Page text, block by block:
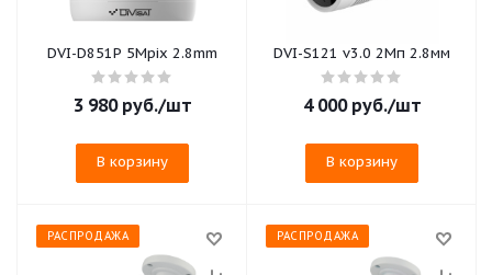
DVI-D851P 5Mpix 2.8mm
3 980руб./шт
В корзину
DVI-S121 v3.0 2Мп 2.8мм
4 000руб./шт
В корзину
РАСПРОДАЖА РАСПРОДАЖА